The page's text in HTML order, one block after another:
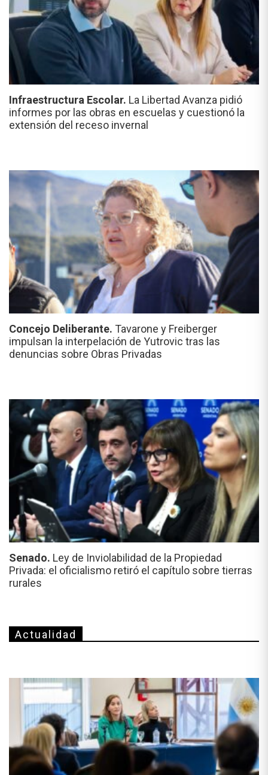
Infraestructura Escolar. La Libertad Avanza pidió
informes por las obras en escuelas y cuestionó la
extensión del receso invernal
Concejo Deliberante. Tavarone y Freiberger
impulsan la interpelación de Yutrovic tras las
denuncias sobre Obras Privadas
Senado. Ley de Inviolabilidad de la Propiedad
Privada: el oficialismo retiró el capítulo sobre tierras
rurales
Actualidad